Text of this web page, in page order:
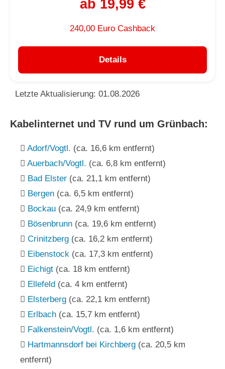
ab 19,99 €
240,00 Euro Cashback
Details
Letzte Aktualisierung: 01.08.2026
Kabelinternet und TV rund um Grünbach:
Adorf/Vogtl. (ca. 16,6 km entfernt)
Auerbach/Vogtl. (ca. 6,8 km entfernt)
Bad Elster (ca. 21,1 km entfernt)
Bergen (ca. 6,5 km entfernt)
Bockau (ca. 24,9 km entfernt)
Bösenbrunn (ca. 19,6 km entfernt)
Crinitzberg (ca. 16,2 km entfernt)
Eibenstock (ca. 17,3 km entfernt)
Eichigt (ca. 18 km entfernt)
Ellefeld (ca. 4 km entfernt)
Elsterberg (ca. 22,1 km entfernt)
Erlbach (ca. 15,7 km entfernt)
Falkenstein/Vogtl. (ca. 1,6 km entfernt)
Hartmannsdorf bei Kirchberg (ca. 20,5 km
entfernt)